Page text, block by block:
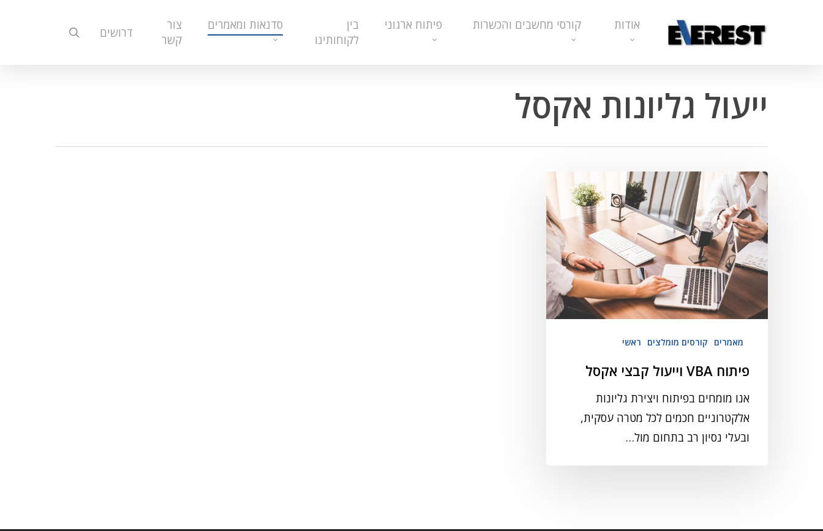
אודות קורסי מחשבים והכשרות פיתוח ארגוני
בין
לקוחותינו
סדנאות ומאמרים
צור
קשר
דרושים
ייעול גליונות אקסל
מאמרים קורסים מומלצים ראשי
פיתוח VBA וייעול קבצי אקסל
אנו מומחים בפיתוח ויצירת גליונות
אלקטרוניים חכמים לכל מטרה עסקית,
ובעלי נסיון רב בתחום מול…